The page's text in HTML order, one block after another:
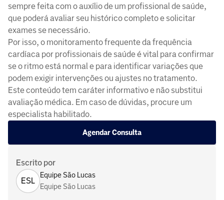
sempre feita com o auxílio de um profissional de saúde,
que poderá avaliar seu histórico completo e solicitar
exames se necessário.
Por isso, o monitoramento frequente da frequência
cardíaca por profissionais de saúde é vital para confirmar
se o ritmo está normal e para identificar variações que
podem exigir intervenções ou ajustes no tratamento.
Este conteúdo tem caráter informativo e não substitui
avaliação médica. Em caso de dúvidas, procure um
especialista habilitado.
Agendar Consulta
Escrito por
ESL
Equipe São Lucas
Equipe São Lucas